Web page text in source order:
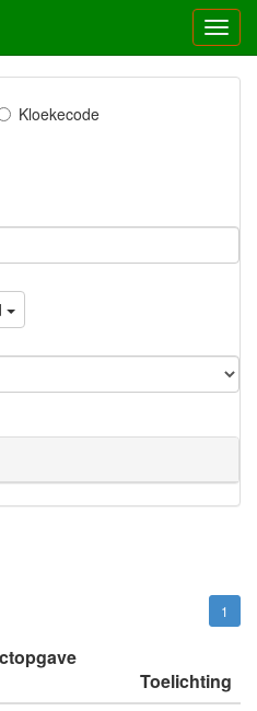
Kloekecode
1
Toelichting